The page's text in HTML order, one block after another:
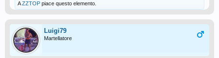
AZZTOP piace questo elemento.
Luigi79
Martellatore